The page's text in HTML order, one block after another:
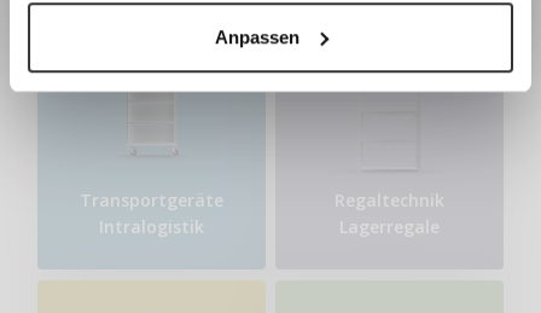
Anpassen
Transport​geräte
Intralogistik
Regaltechnik
Lagerregale